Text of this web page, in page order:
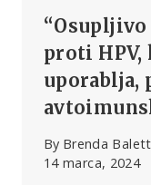
proti HPV,
uporablja,
By Brenda
14 marca, 2024